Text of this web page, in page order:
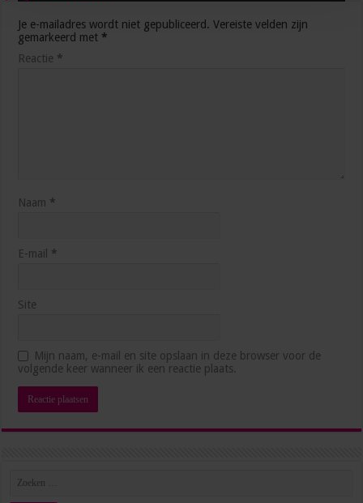
maart 17, 2026
Je e-mailadres wordt niet gepubliceerd. Vereiste velden zijn
gemarkeerd met *
Reactie *
Naam *
E-mail *
Site
Mijn naam, e-mail en site opslaan in deze browser voor de
volgende keer wanneer ik een reactie plaats.